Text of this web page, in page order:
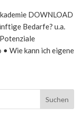
DOWNLOAD
Bedarfe? u.a.
Wie kann ich eigene